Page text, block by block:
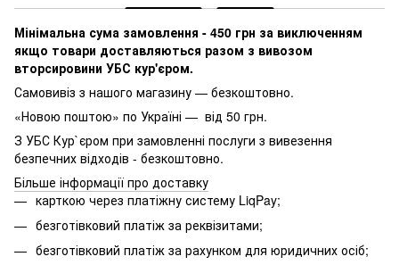
Мінімальна сума замовлення - 450 грн за виключенням
якщо товари доставляються разом з вивозом
вторсировини УБС кур'єром.
Самовивіз з нашого магазину — безкоштовно.
«Новою поштою» по Україні — від 50 грн.
З УБС Кур`єром при замовленні послуги з вивезення
безпечних відходів - безкоштовно.
Більше інформації про доставку
карткою через платіжну систему LiqPay;
безготівковий платіж за реквізитами;
безготівковий платіж за рахунком для юридичних осіб;